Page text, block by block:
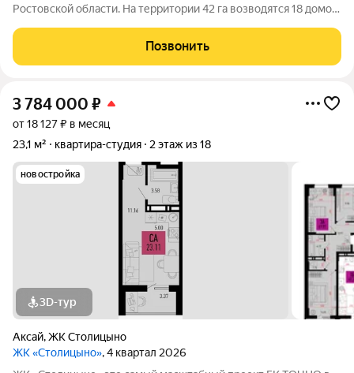
Ростовской области. На территории 42 га возводятся 18 домов
на 600 мест, медицинский центр, парк 8,4 га и фитнес-центр с
бассейном.
Позвонить
3 784 000 ₽
от 18 127 ₽ в месяц
23,1 м²
квартира-студия 2 этаж из 18
новостройка
3D-тур
Аксай,ЖК Столицыно
ЖК «Столицыно», 4 квартал 2026